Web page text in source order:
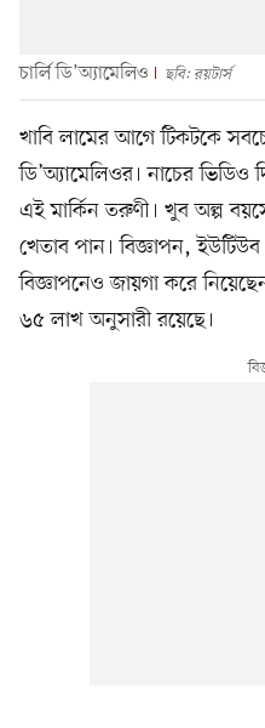
চার্লি ডি’অ্যামেলিও ছবি: রয়টার্স
খাবি লামের আগে টিকটকে
ডি’অ্যামেলিওর। নাচের
এই মার্কিন তরুণী। খুব অল্প
খেতাব পান। বিজ্ঞাপন,
বিজ্ঞাপনেও জায়গা করে
৬৫ লাখ অনুসারী রয়েছে।